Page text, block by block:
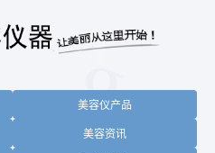
美容仪产品
美容资讯